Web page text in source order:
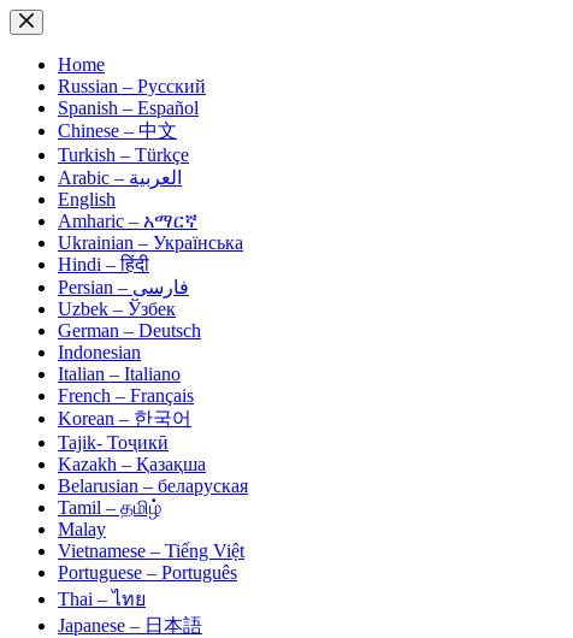
Skip
to
contentHome
Russian – Русский
Spanish – Español
Chinese – 中文
Turkish – Türkçe
Arabic – العربية
English
Amharic – አማርኛ
Ukrainian – Українська
Hindi – हिंदी
Persian – فارسی
Uzbek – Ўзбек
German – Deutsch
Indonesian
Italian – Italiano
French – Français
Korean – 한국어
Tajik- Тоҷикӣ
Kazakh – Қазақша
Belarusian – беларуская
Tamil – தமிழ்
Malay
Vietnamese – Tiếng Việt
Portuguese – Português
Thai – ไทย
Japanese – 日本語